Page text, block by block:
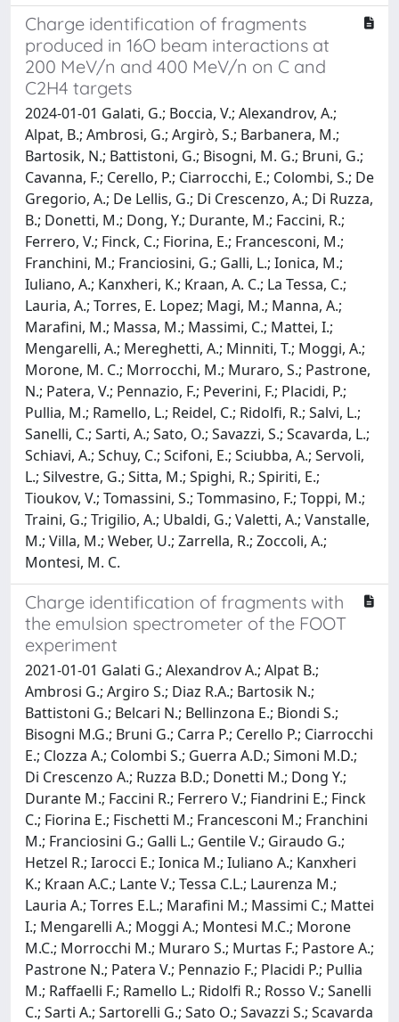
Charge identification of fragments
produced in 16O beam interactions at
200 MeV/n and 400 MeV/n on C and
C2H4 targets
2024-01-01 Galati, G.; Boccia, V.; Alexandrov, A.;
Alpat, B.; Ambrosi, G.; Argirò, S.; Barbanera, M.;
Bartosik, N.; Battistoni, G.; Bisogni, M. G.; Bruni, G.;
Cavanna, F.; Cerello, P.; Ciarrocchi, E.; Colombi, S.; De
Gregorio, A.; De Lellis, G.; Di Crescenzo, A.; Di Ruzza,
B.; Donetti, M.; Dong, Y.; Durante, M.; Faccini, R.;
Ferrero, V.; Finck, C.; Fiorina, E.; Francesconi, M.;
Franchini, M.; Franciosini, G.; Galli, L.; Ionica, M.;
Iuliano, A.; Kanxheri, K.; Kraan, A. C.; La Tessa, C.;
Lauria, A.; Torres, E. Lopez; Magi, M.; Manna, A.;
Marafini, M.; Massa, M.; Massimi, C.; Mattei, I.;
Mengarelli, A.; Mereghetti, A.; Minniti, T.; Moggi, A.;
Morone, M. C.; Morrocchi, M.; Muraro, S.; Pastrone,
N.; Patera, V.; Pennazio, F.; Peverini, F.; Placidi, P.;
Pullia, M.; Ramello, L.; Reidel, C.; Ridolfi, R.; Salvi, L.;
Sanelli, C.; Sarti, A.; Sato, O.; Savazzi, S.; Scavarda, L.;
Schiavi, A.; Schuy, C.; Scifoni, E.; Sciubba, A.; Servoli,
L.; Silvestre, G.; Sitta, M.; Spighi, R.; Spiriti, E.;
Tioukov, V.; Tomassini, S.; Tommasino, F.; Toppi, M.;
Traini, G.; Trigilio, A.; Ubaldi, G.; Valetti, A.; Vanstalle,
M.; Villa, M.; Weber, U.; Zarrella, R.; Zoccoli, A.;
Montesi, M. C.
Charge identification of fragments with
the emulsion spectrometer of the FOOT
experiment
2021-01-01 Galati G.; Alexandrov A.; Alpat B.;
Ambrosi G.; Argiro S.; Diaz R.A.; Bartosik N.;
Battistoni G.; Belcari N.; Bellinzona E.; Biondi S.;
Bisogni M.G.; Bruni G.; Carra P.; Cerello P.; Ciarrocchi
E.; Clozza A.; Colombi S.; Guerra A.D.; Simoni M.D.;
Di Crescenzo A.; Ruzza B.D.; Donetti M.; Dong Y.;
Durante M.; Faccini R.; Ferrero V.; Fiandrini E.; Finck
C.; Fiorina E.; Fischetti M.; Francesconi M.; Franchini
M.; Franciosini G.; Galli L.; Gentile V.; Giraudo G.;
Hetzel R.; Iarocci E.; Ionica M.; Iuliano A.; Kanxheri
K.; Kraan A.C.; Lante V.; Tessa C.L.; Laurenza M.;
Lauria A.; Torres E.L.; Marafini M.; Massimi C.; Mattei
I.; Mengarelli A.; Moggi A.; Montesi M.C.; Morone
M.C.; Morrocchi M.; Muraro S.; Murtas F.; Pastore A.;
Pastrone N.; Patera V.; Pennazio F.; Placidi P.; Pullia
M.; Raffaelli F.; Ramello L.; Ridolfi R.; Rosso V.; Sanelli
C.; Sarti A.; Sartorelli G.; Sato O.; Savazzi S.; Scavarda